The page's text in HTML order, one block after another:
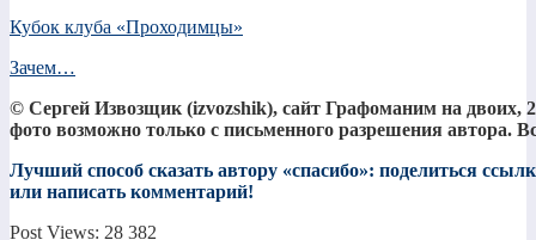
Кубок клуба «Проходимцы»
Зачем…
© Сергей Извозщик (izvozshik), сайт Графоманим на двоих,
фото возможно только с письменного разрешения автора.
Лучший способ сказать автору «спасибо»: поделиться
или написать комментарий!
Post Views: 28 382